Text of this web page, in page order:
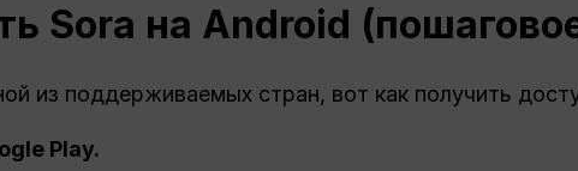
Sora на Android
из поддерживаемых стран, вот как получить
Play.